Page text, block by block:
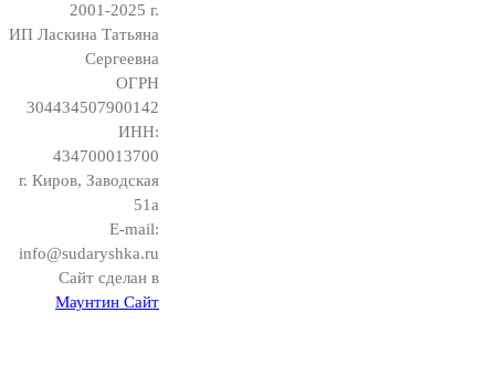
2001-2025 г.
ИП Ласкина Татьяна
Сергеевна
ОГРН
304434507900142
ИНН:
434700013700
г. Киров, Заводская
51а
E-mail:
info@sudaryshka.ru
Сайт сделан в
Маунтин Сайт